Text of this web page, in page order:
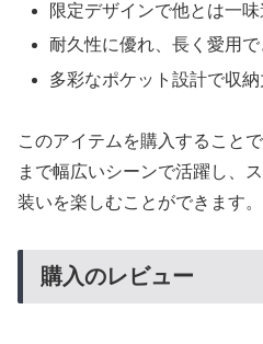
限定デザインで他とは一
耐久性に優れ、長く愛用
多彩なポケット設計で収
このアイテムを購入すること
まで幅広いシーンで活躍し、
装いを楽しむことができます。
購入のレビュー